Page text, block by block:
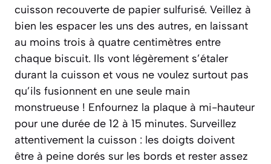
cuisson recouverte de papier sulfurisé. Veillez à
bien les espacer les uns des autres, en laissant
au moins trois à quatre centimètres entre
chaque biscuit. Ils vont légèrement s’étaler
durant la cuisson et vous ne voulez surtout pas
qu’ils fusionnent en une seule main
monstrueuse ! Enfournez la plaque à mi-hauteur
pour une durée de 12 à 15 minutes. Surveillez
attentivement la cuisson : les doigts doivent
être à peine dorés sur les bords et rester assez